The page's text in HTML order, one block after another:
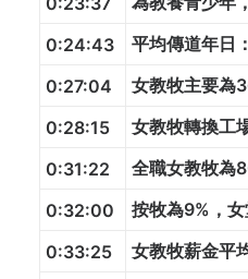
0:24:43
平均傳道年日
0:27:04
女教牧主要為
0:28:15
女教牧轉換工
0:31:22
全職女教牧為
0:32:00
按牧為9%，
0:33:25
女教牧薪金平